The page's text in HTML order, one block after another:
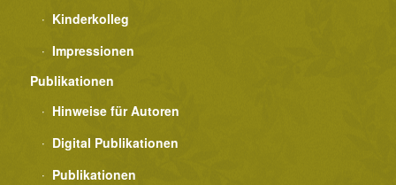
Kinderkolleg
Impressionen
Publikationen
Hinweise für Autoren
Digital Publikationen
Publikationen